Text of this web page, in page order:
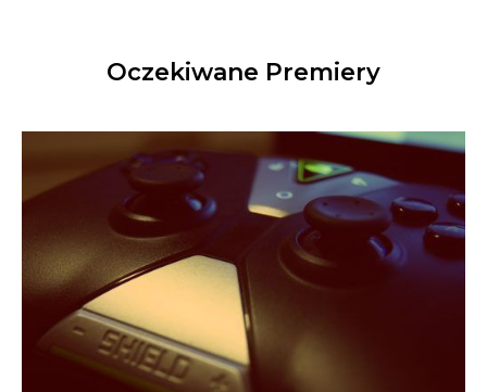
Oczekiwane Premiery